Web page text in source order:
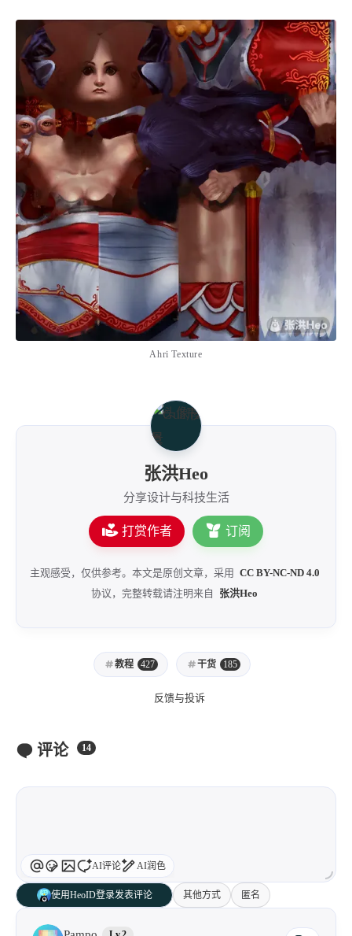
C4D Screen
Ahri Texture
张洪Heo
分享设计与科技生活
打赏作者 订阅